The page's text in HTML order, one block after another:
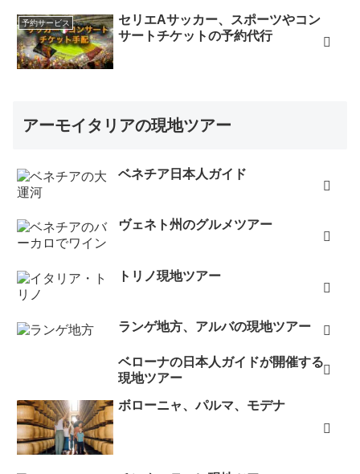
予約サービス
セリエAサッカー、スポーツやコン
サートチケットの予約代行
アーモイタリアの現地ツアー
ベネチア日本人ガイド
ヴェネト州のグルメツアー
トリノ現地ツアー
ランゲ地方、アルバの現地ツアー
ベローナの日本人ガイドが開催する
現地ツアー
ボローニャ、パルマ、モデナ